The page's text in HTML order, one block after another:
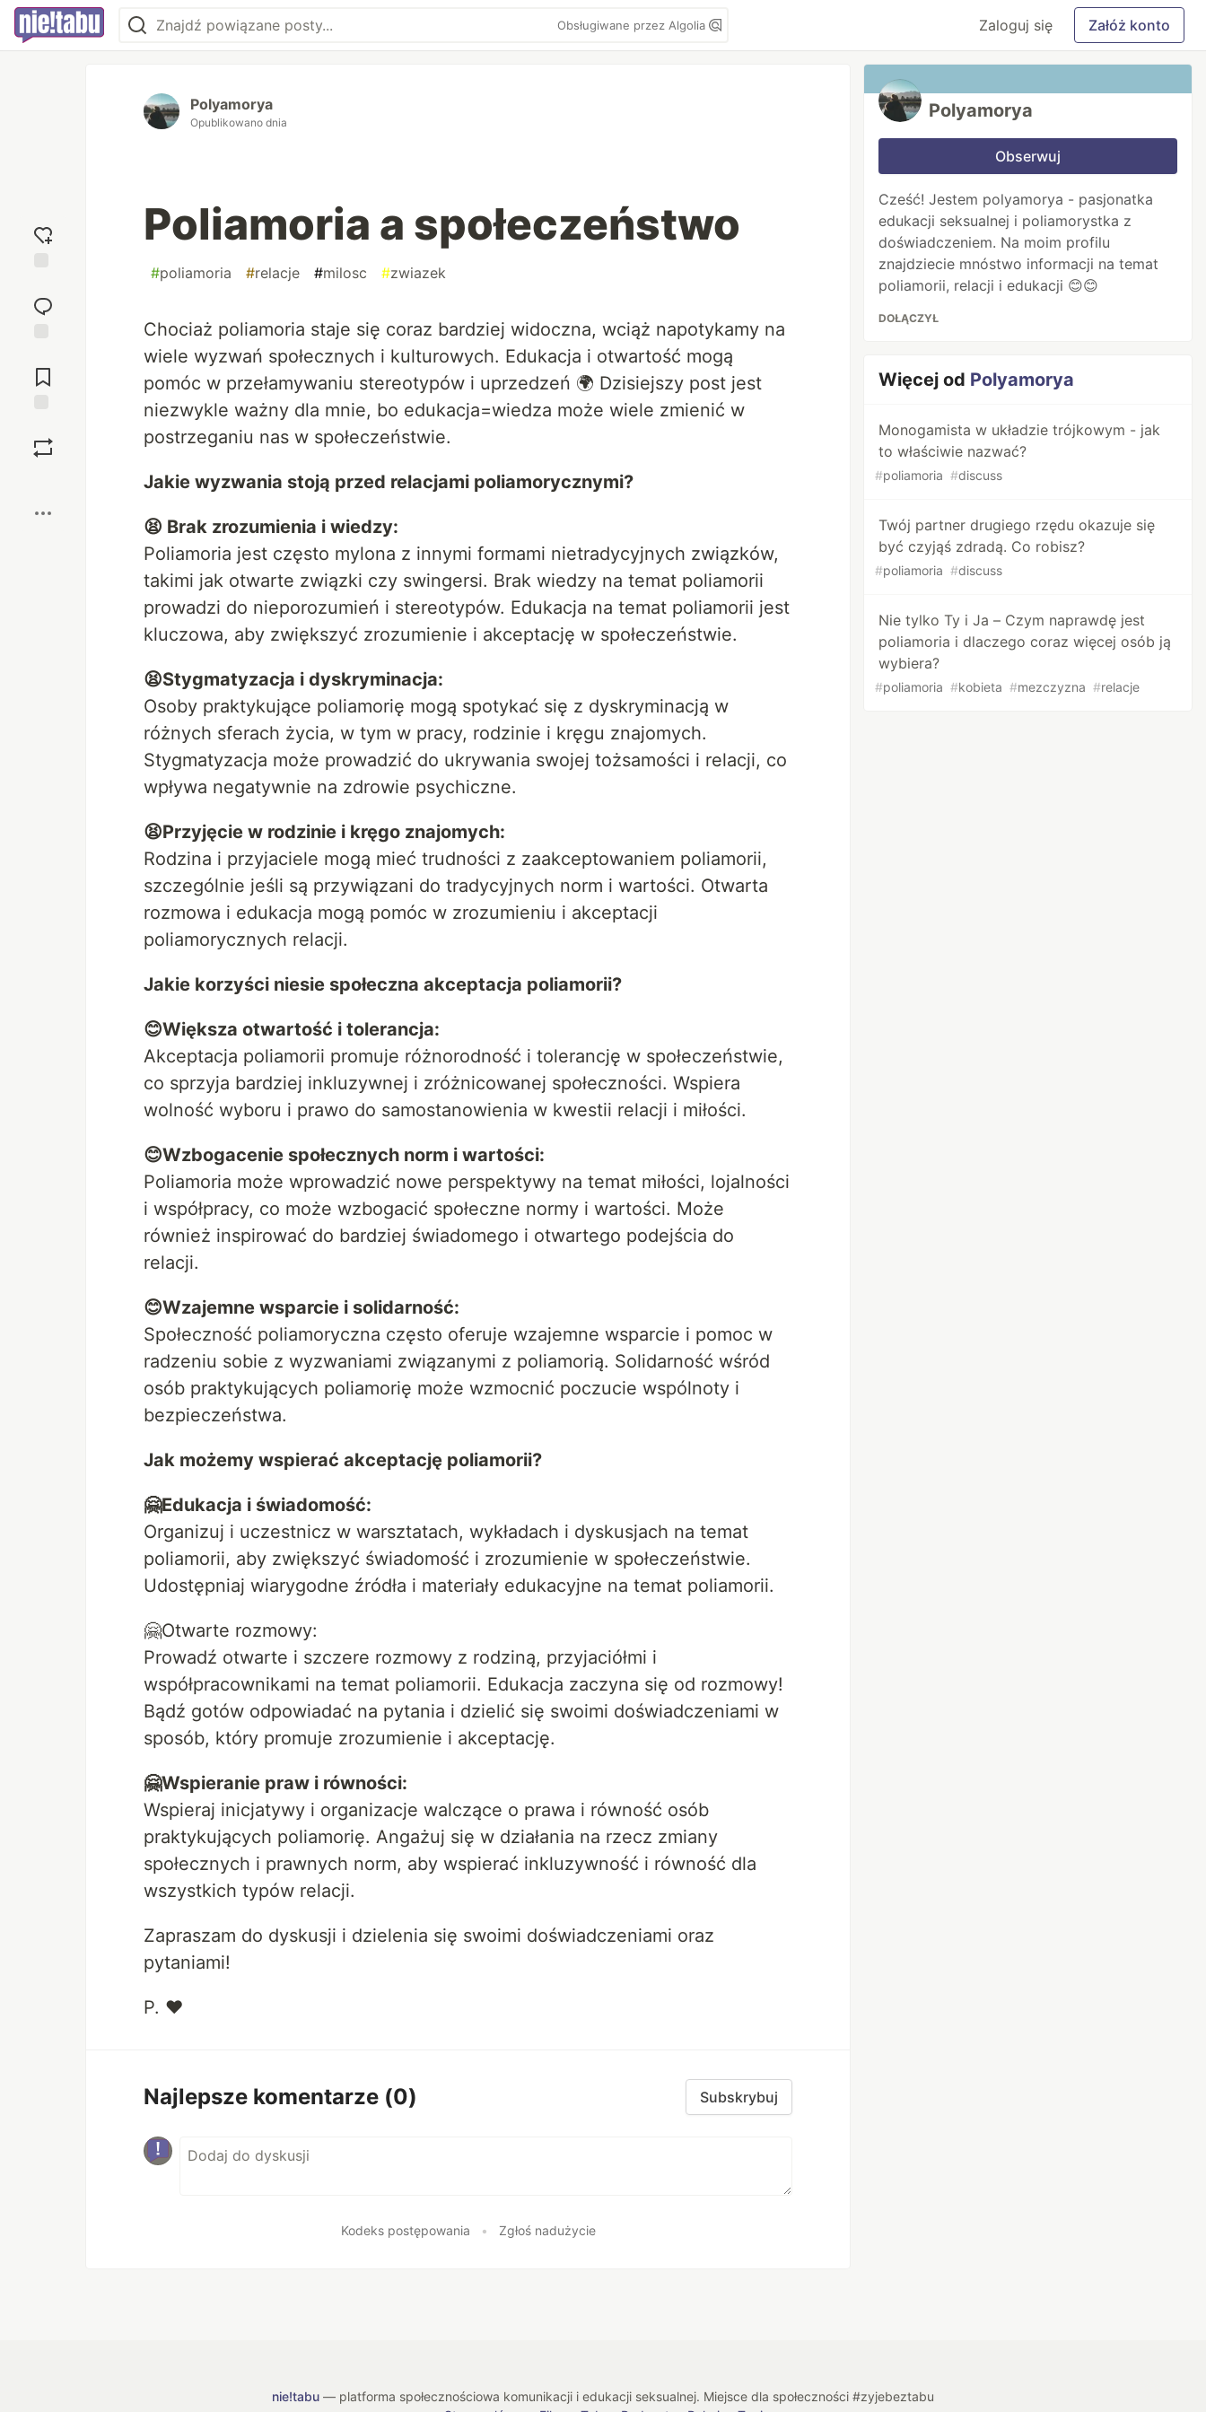
Obsługiwane przez Algolia Zaloguj się Załóż konto
reakcję
komentarzy
Polyamorya
Opublikowano dnia
Poliamoria a społeczeństwo
#poliamoria #relacje #milosc #zwiazek
Chociaż poliamoria staje się coraz bardziej widoczna, wciąż napotykamy na
wiele wyzwań społecznych i kulturowych. Edukacja i otwartość mogą
pomóc w przełamywaniu stereotypów i uprzedzeń 🌍 Dzisiejszy post jest
niezwykle ważny dla mnie, bo edukacja=wiedza może wiele zmienić w
postrzeganiu nas w społeczeństwie.
Jakie wyzwania stoją przed relacjami poliamorycznymi?
😫 Brak zrozumienia i wiedzy:
Poliamoria jest często mylona z innymi formami nietradycyjnych związków,
takimi jak otwarte związki czy swingersi. Brak wiedzy na temat poliamorii
prowadzi do nieporozumień i stereotypów. Edukacja na temat poliamorii jest
kluczowa, aby zwiększyć zrozumienie i akceptację w społeczeństwie.
😫Stygmatyzacja i dyskryminacja:
Osoby praktykujące poliamorię mogą spotykać się z dyskryminacją w
różnych sferach życia, w tym w pracy, rodzinie i kręgu znajomych.
Stygmatyzacja może prowadzić do ukrywania swojej tożsamości i relacji, co
wpływa negatywnie na zdrowie psychiczne.
😫Przyjęcie w rodzinie i kręgo znajomych:
Rodzina i przyjaciele mogą mieć trudności z zaakceptowaniem poliamorii,
szczególnie jeśli są przywiązani do tradycyjnych norm i wartości. Otwarta
rozmowa i edukacja mogą pomóc w zrozumieniu i akceptacji
poliamorycznych relacji.
Jakie korzyści niesie społeczna akceptacja poliamorii?
😊Większa otwartość i tolerancja:
Akceptacja poliamorii promuje różnorodność i tolerancję w społeczeństwie,
co sprzyja bardziej inkluzywnej i zróżnicowanej społeczności. Wspiera
wolność wyboru i prawo do samostanowienia w kwestii relacji i miłości.
😊Wzbogacenie społecznych norm i wartości:
Poliamoria może wprowadzić nowe perspektywy na temat miłości, lojalności
i współpracy, co może wzbogacić społeczne normy i wartości. Może
również inspirować do bardziej świadomego i otwartego podejścia do
relacji.
😊Wzajemne wsparcie i solidarność:
Społeczność poliamoryczna często oferuje wzajemne wsparcie i pomoc w
radzeniu sobie z wyzwaniami związanymi z poliamorią. Solidarność wśród
osób praktykujących poliamorię może wzmocnić poczucie wspólnoty i
bezpieczeństwa.
Jak możemy wspierać akceptację poliamorii?
🤗Edukacja i świadomość:
Organizuj i uczestnicz w warsztatach, wykładach i dyskusjach na temat
poliamorii, aby zwiększyć świadomość i zrozumienie w społeczeństwie.
Udostępniaj wiarygodne źródła i materiały edukacyjne na temat poliamorii.
🤗Otwarte rozmowy:
Prowadź otwarte i szczere rozmowy z rodziną, przyjaciółmi i
współpracownikami na temat poliamorii. Edukacja zaczyna się od rozmowy!
Bądź gotów odpowiadać na pytania i dzielić się swoimi doświadczeniami w
sposób, który promuje zrozumienie i akceptację.
🤗Wspieranie praw i równości:
Wspieraj inicjatywy i organizacje walczące o prawa i równość osób
praktykujących poliamorię. Angażuj się w działania na rzecz zmiany
społecznych i prawnych norm, aby wspierać inkluzywność i równość dla
wszystkich typów relacji.
Zapraszam do dyskusji i dzielenia się swoimi doświadczeniami oraz
pytaniami!
P. ♥️
Najlepsze komentarze (0) Subskrybuj
Kodeks postępowania • Zgłoś nadużycie
Polyamorya
Obserwuj
Cześć! Jestem polyamorya - pasjonatka
edukacji seksualnej i poliamorystka z
doświadczeniem. Na moim profilu
znajdziecie mnóstwo informacji na temat
poliamorii, relacji i edukacji 😊😊
DOŁĄCZYŁ
Więcej od Polyamorya
Monogamista w układzie trójkowym - jak
to właściwie nazwać?
#poliamoria #discuss
Twój partner drugiego rzędu okazuje się
być czyjąś zdradą. Co robisz?
#poliamoria #discuss
Nie tylko Ty i Ja – Czym naprawdę jest
poliamoria i dlaczego coraz więcej osób ją
wybiera?
#poliamoria #kobieta #mezczyzna #relacje
nie!tabu — platforma społecznościowa komunikacji i edukacji seksualnej. Miejsce dla społeczności #zyjebeztabu